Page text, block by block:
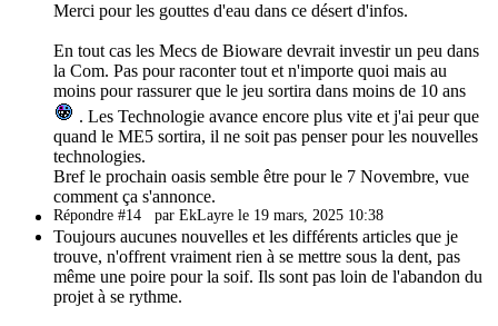
Merci pour les gouttes d'eau dans ce désert d'infos.
En tout cas les Mecs de Bioware devrait investir un peu dans
la Com. Pas pour raconter tout et n'importe quoi mais au
moins pour rassurer que le jeu sortira dans moins de 10 ans
. Les Technologie avance encore plus vite et j'ai peur que
quand le ME5 sortira, il ne soit pas penser pour les nouvelles
technologies.
Bref le prochain oasis semble être pour le 7 Novembre, vue
comment ça s'annonce.
Répondre #14 par EkLayre le 19 mars, 2025 10:38
Toujours aucunes nouvelles et les différents articles que je
trouve, n'offrent vraiment rien à se mettre sous la dent, pas
même une poire pour la soif. Ils sont pas loin de l'abandon du
projet à se rythme.